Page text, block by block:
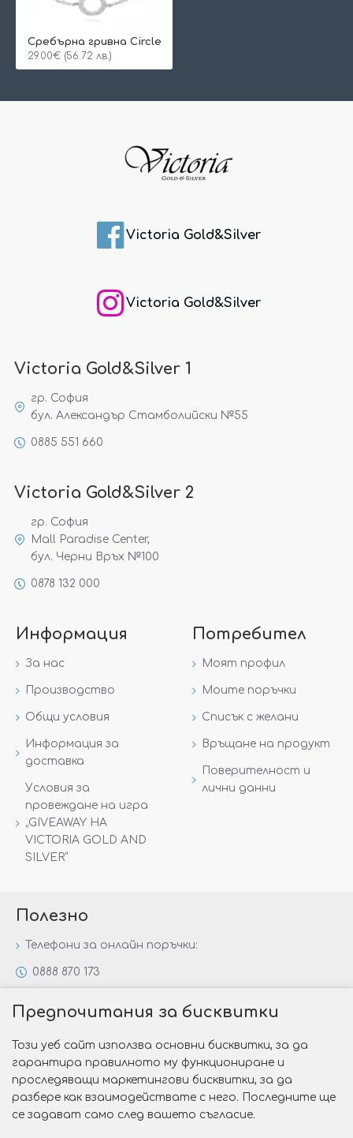
Сребърнa гривна Circle
29.00€ (56.72 лв.)
Victoria Gold&Silver
Victoria Gold&Silver
Victoria Gold&Silver 1
гр. София
бул. Александър Стамболийски №55
0885 551 660
Victoria Gold&Silver 2
гр. София
Mall Paradise Center,
бул. Черни Връх №100
0878 132 000
Информация
За нас
Производство
Общи условия
Информация за
доставка
Условия за
провеждане на игра
„GIVEAWAY НА
VICTORIA GOLD AND
SILVER“
Потребител
Моят профил
Моите поръчки
Списък с желани
Връщане на продукт
Поверителност и
лични данни
Полезно
Телефони за онлайн поръчки:
0888 870 173
Специални предложения
Защо да изберете Victoria Gold&Silver?
Как да изберем годежен пръстен?
Предпочитания за бисквитки
Този уеб сайт използва основни бисквитки, за да
гарантира правилното му функциониране и
проследяващи маркетингови бисквитки, за да
разбере как взаимодействате с него. Последните ще
се задават само след вашето съгласие.